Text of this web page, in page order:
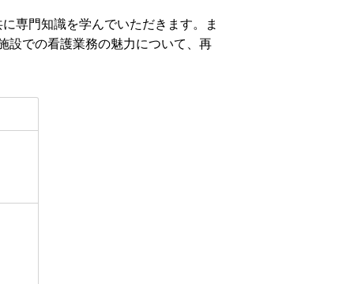
専門知識を学んでいただきます。ま
設での看護業務の魅力について、再